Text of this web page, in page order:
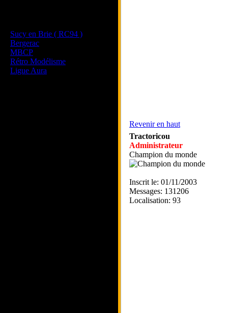
Sucy en Brie ( RC94 )
Bergerac
MBCP
Rétro Modélisme
Ligue Aura
Revenir en haut
Tractoricou
Administrateur
Champion du monde
Inscrit le: 01/11/2003
Messages: 131206
Localisation: 93